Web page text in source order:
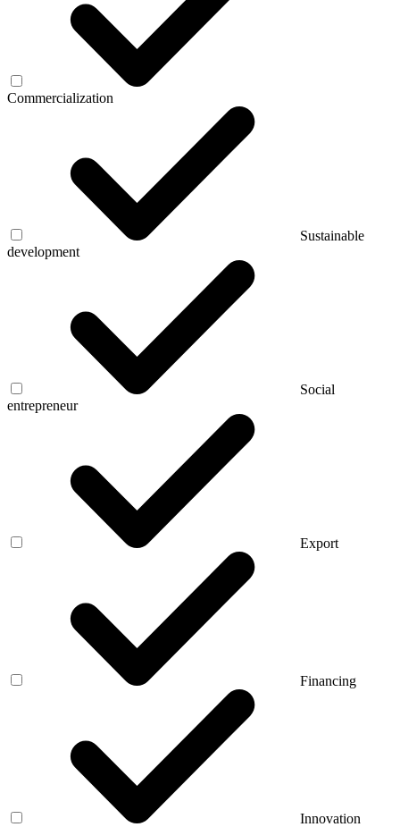
Commercialization
Sustainable
development
Social
entrepreneur
Export
Financing
Innovation